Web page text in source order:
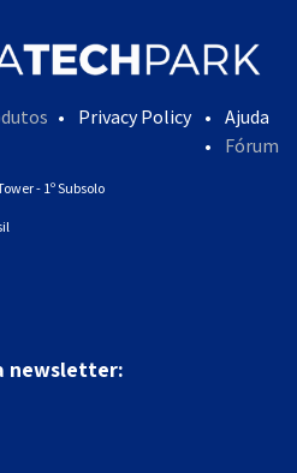
• Privacy Policy • Ajuda
•
Fórum
- 1º Subsolo
newsletter: